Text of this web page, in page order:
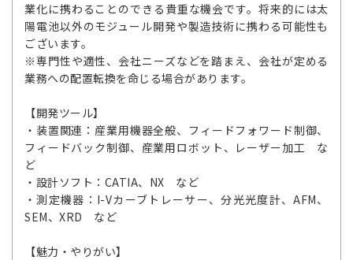
業化に携わることのできる貴重な機会です。将来的には太
陽電池以外のモジュール開発や製造技術に携わる可能性も
ございます。
※専門性や適性、会社ニーズなどを踏まえ、会社が定める
業務への配置転換を命じる場合があります。
【開発ツール】
・装置関連：産業用機器全般、フィードフォワード制御、
フィードバック制御、産業用ロボット、レーザー加工 な
ど
・設計ソフト：CATIA、NX など
・測定機器：I-Vカーブトレーサー、分光光度計、AFM、
SEM、XRD など
【魅力・やりがい】